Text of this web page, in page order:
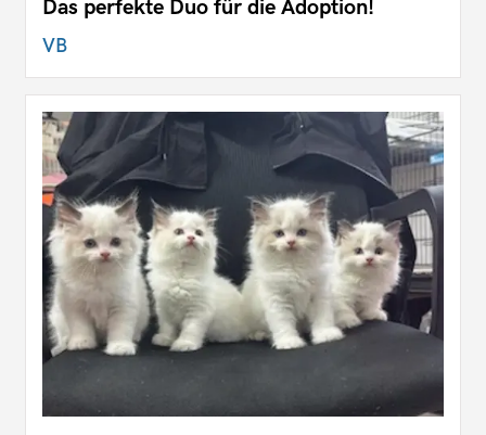
Das perfekte Duo für die Adoption!
VB